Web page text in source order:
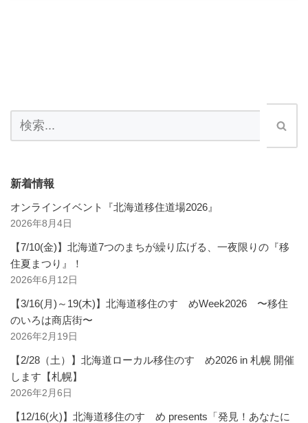
新着情報
オンラインイベント『北海道移住道場2026』
2026年8月4日
【7/10(金)】北海道7つのまちが繰り広げる、一夜限りの『移
住夏まつり』！
2026年6月12日
【3/16(月)～19(木)】北海道移住のすゝめWeek2026 〜移住
のいろは商店街〜
2026年2月19日
【2/28（土）】北海道ローカル移住のすゝめ2026 in 札幌 開催
します【札幌】
2026年2月6日
【12/16(火)】北海道移住のすゝめ presents「発見！あなたに